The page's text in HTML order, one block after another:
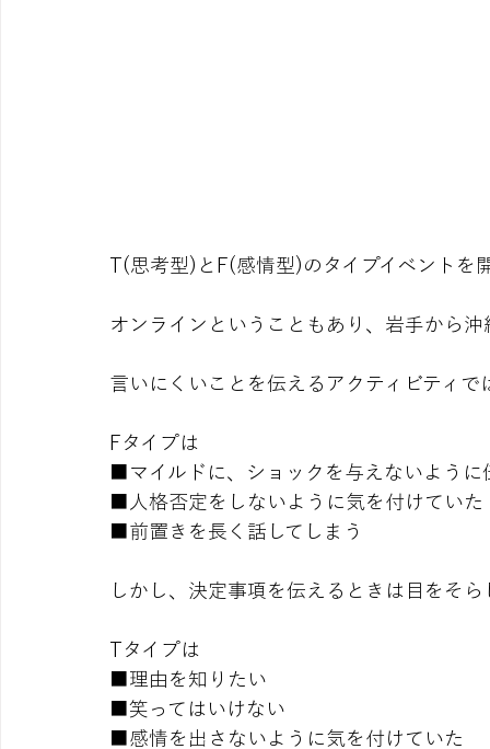
T(思考型)とF(感情型)のタイプイベントを
オンラインということもあり、岩手から
言いにくいことを伝えるアクティビティ
Fタイプは
■マイルドに、ショックを与えないように
■人格否定をしないように気を付けていた
■前置きを長く話してしまう
しかし、決定事項を伝えるときは目をそ
Tタイプは
■理由を知りたい
■笑ってはいけない
■感情を出さないように気を付けていた